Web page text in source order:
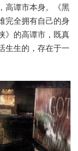
高谭市本身。《黑
完全拥有自己的身
》的高谭市，既真
生生的，存在于一